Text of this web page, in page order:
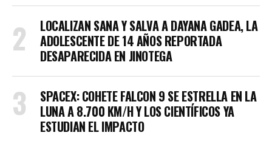
LOCALIZAN SANA Y SALVA A DAYANA GADEA, LA
ADOLESCENTE DE 14 AÑOS REPORTADA
DESAPARECIDA EN JINOTEGA
SPACEX: COHETE FALCON 9 SE ESTRELLA EN LA
LUNA A 8.700 KM/H Y LOS CIENTÍFICOS YA
ESTUDIAN EL IMPACTO